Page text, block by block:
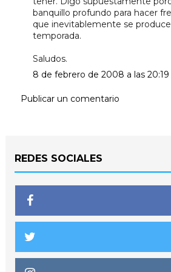
banquillo profundo para hacer
que inevitablemente se
temporada.
Saludos.
8 de febrero de 2008 a las 20:19
Publicar un comentario
REDES SOCIALES